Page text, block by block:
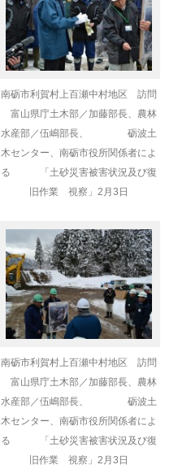
南砺市利賀村上百瀬中村地区 訪問
富山県庁土木部／加藤部長、 農林
水産部／伍嶋部長、 砺波土
木センター、南砺市役所関係者によ
る 「土砂災害被害状況及び復
旧作業 視察」2月3日
南砺市利賀村上百瀬中村地区 訪問
富山県庁土木部／加藤部長、 農林
水産部／伍嶋部長、 砺波土
木センター、南砺市役所関係者によ
る 「土砂災害被害状況及び復
旧作業 視察」2月3日